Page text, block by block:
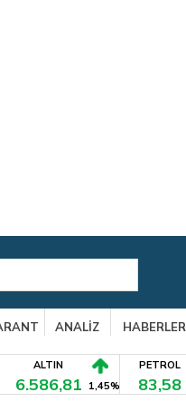
ANALİZ HABERLER
ALTIN
6.586,81 1,45%
PETROL
83,58